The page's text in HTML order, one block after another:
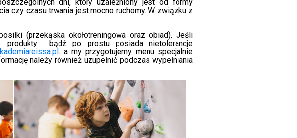
dni, który uzależniony jest od formy
czy czasu trwania jest mocno ruchomy. W związku z
(przekąska okołotreningowa oraz obiad). Jeśli
produkty bądź po prostu posiada nietolerancje
, a my przygotujemy menu specjalnie
należy również uzupełnić podczas wypełniania